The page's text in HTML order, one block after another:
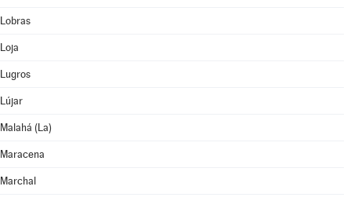
Lobras
Loja
Lugros
Lújar
Malahá (La)
Maracena
Marchal